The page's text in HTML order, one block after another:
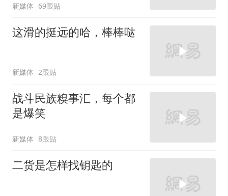
新媒体 69跟贴
这滑的挺远的哈，棒棒哒
新媒体 2跟贴
战斗民族糗事汇，每个都
是爆笑
新媒体 8跟贴
二货是怎样找钥匙的